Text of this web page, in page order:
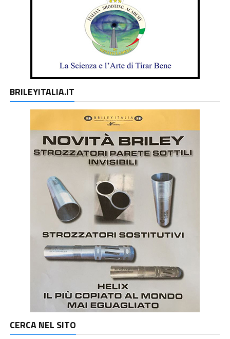
BRILEYITALIA.IT
CERCA NEL SITO